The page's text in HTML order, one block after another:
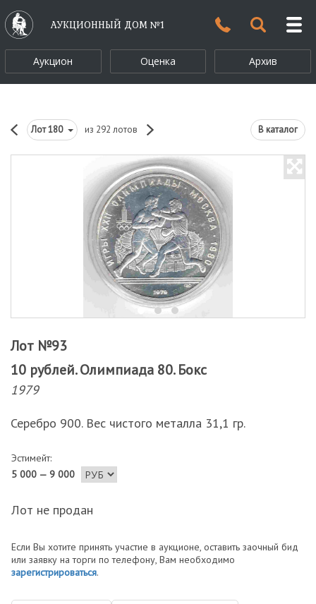
АУКЦИОННЫЙ ДОМ №1
Аукцион Оценка Архив
Лот180 из 292 лотов В каталог
Лот №93
10 рублей. Олимпиада 80. Бокс
1979
Серебро 900. Вес чистого металла 31,1 гр.
Эстимейт:
5 000 — 9 000
Лот не продан
Если Вы хотите принять участие в аукционе, оставить заочный бид
или заявку на торги по телефону, Вам необходимо
зарегистрироваться.